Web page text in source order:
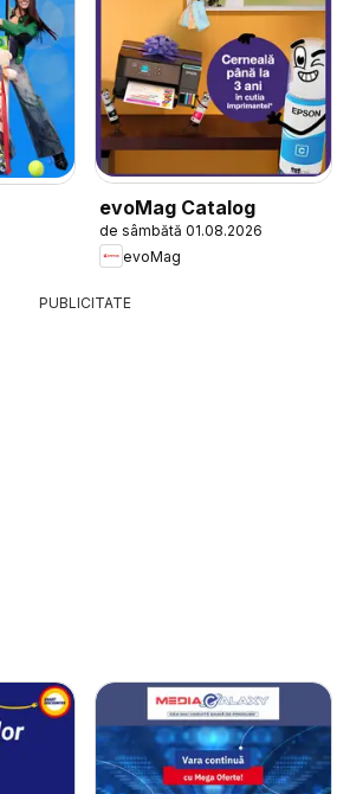
evoMag Catalog
de sâmbătă 01.08.2026
evoMag
PUBLICITATE